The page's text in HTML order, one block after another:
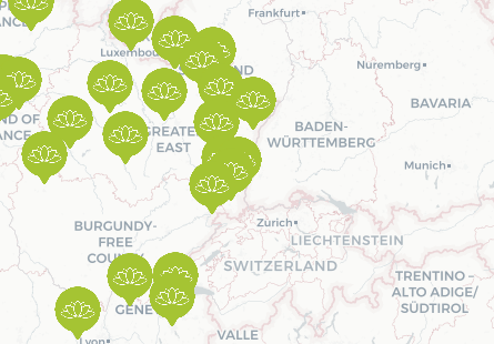
Prendre rendez-vous